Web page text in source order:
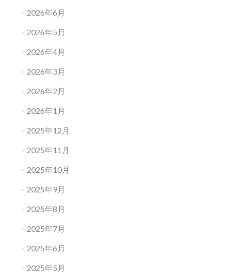
2026年6月
2026年5月
2026年4月
2026年3月
2026年2月
2026年1月
2025年12月
2025年11月
2025年10月
2025年9月
2025年8月
2025年7月
2025年6月
2025年5月